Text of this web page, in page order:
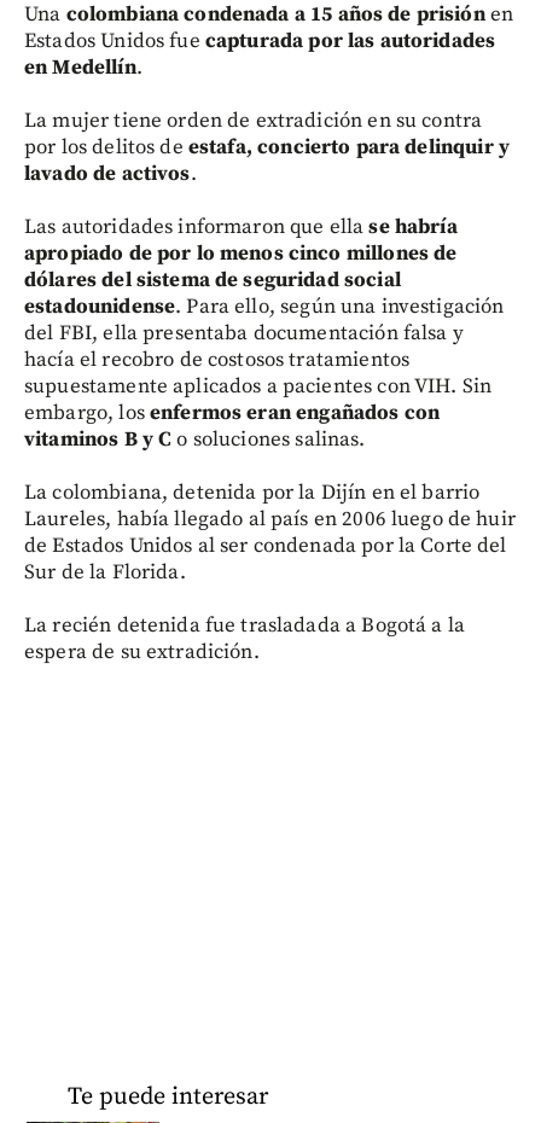
Una colombiana condenada a 15 años de prisiónen
Estados Unidos fue capturada por las autoridades
en Medellín.
La mujer tiene orden de extradición en su contra
por los delitos de estafa, concierto para delinquir y
lavado de activos.
Las autoridades informaron que ellase habría
apropiado de por lo menos cinco millones de
dólares del sistema de seguridad social
estadounidense. Para ello, según una investigación
del FBI, ella presentaba documentación falsa y
hacía el recobro de costosos tratamientos
supuestamente aplicados a pacientes con VIH. Sin
embargo, losenfermos eran engañados con
vitaminos B y C o soluciones salinas.
La colombiana, detenida por la Dijín en el barrio
Laureles, había llegado al país en 2006 luego de huir
de Estados Unidos al ser condenada por la Corte del
Sur de la Florida.
La recién detenida fue trasladada a Bogotá a la
espera de su extradición.
Te puede interesar